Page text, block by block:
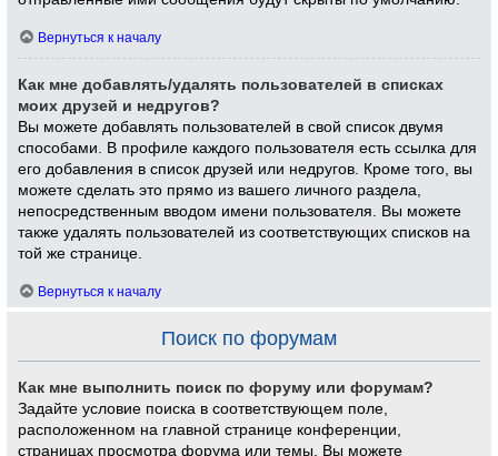
Вернуться к началу
Как мне добавлять/удалять пользователей в списках
моих друзей и недругов?
Вы можете добавлять пользователей в свой список двумя
способами. В профиле каждого пользователя есть ссылка для
его добавления в список друзей или недругов. Кроме того, вы
можете сделать это прямо из вашего личного раздела,
непосредственным вводом имени пользователя. Вы можете
также удалять пользователей из соответствующих списков на
той же странице.
Вернуться к началу
Поиск по форумам
Как мне выполнить поиск по форуму или форумам?
Задайте условие поиска в соответствующем поле,
расположенном на главной странице конференции,
страницах просмотра форума или темы. Вы можете